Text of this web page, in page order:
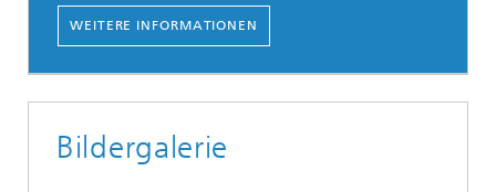
WEITERE INFORMATIONEN
Bildergalerie